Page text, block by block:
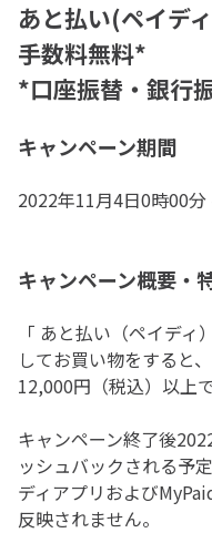
あと払い(ペイデ
手数料無料*
*口座振替・銀行
キャンペーン期間
2022年11月4日0時00
キャンペーン概要・
「 あと払い（ペイデ
してお買い物をすると
12,000円（税込）以上
キャンペーン終了後
ッシュバックされる予
ディアプリおよび
反映されません。